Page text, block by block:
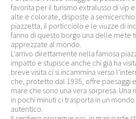
favorita per il turismo extralusso di vip
alte e colorate, disposte a
piazzetta, il porticciolo e le viuzze di
fanno di questo borgo una delle mete
apprezzate al mondo.
L’arrivo direttamente nella famosa
impatto e stupisce anche chi già ha
breve visita ci si incammina verso
che, protetto dal 1935, offre paesaggi
mare che sono una vera sorpresa. Una
in pochi minuti ci trasporta in un
autentico.